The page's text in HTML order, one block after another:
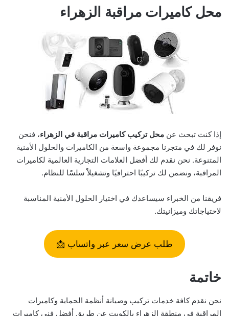
محل كاميرات مراقبة الزهراء
إذا كنت تبحث عن محل تركيب كاميرات مراقبة في الزهراء، فنحن
نوفر لك في متجرنا مجموعة واسعة من الكاميرات والحلول الأمنية
المتنوعة. نحن نقدم لك أفضل العلامات التجارية العالمية لكاميرات
المراقبة، ونضمن لك تركيبًا احترافيًا وتشغيلاً سلسًا للنظام.
فريقنا من الخبراء سيساعدك في اختيار الحلول الأمنية المناسبة
لاحتياجاتك وميزانيتك.
طلب عرض سعر عبر واتساب 📩
خاتمة
نحن نقدم كافة خدمات تركيب وصيانة أنظمة الحماية وكاميرات
المراقبة في منطقة الزهراء بالكويت عن طريق أفضل فني كاميرات